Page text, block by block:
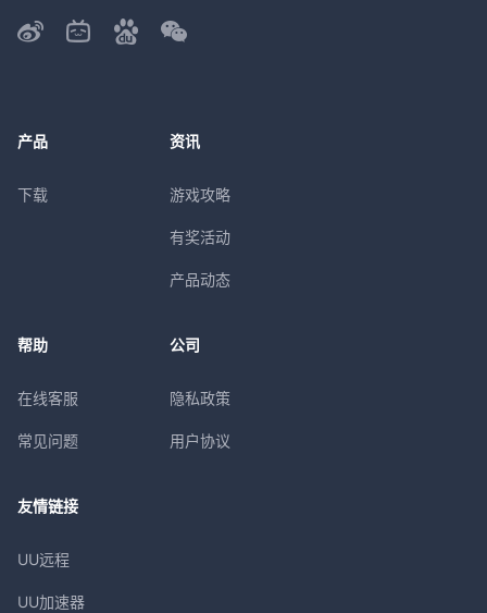
产品
下载
资讯
游戏攻略
有奖活动
产品动态
帮助
在线客服
常见问题
公司
隐私政策
用户协议
友情链接
UU远程
UU加速器